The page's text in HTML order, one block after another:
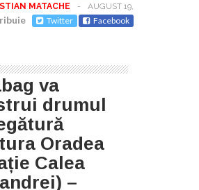
MATACHE -
AUGUST 19,
Twitter Facebook
va
drumul
Oradea
Calea
–